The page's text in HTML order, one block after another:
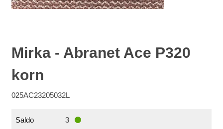
Mirka - Abranet Ace P320
korn
025AC23205032L
Saldo
3